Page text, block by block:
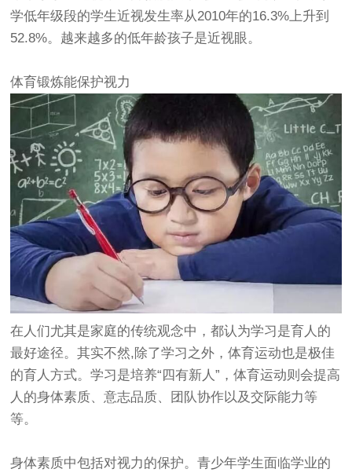
学低年级段的学生近视发生率从2010年的16.3%上升到
52.8%。越来越多的低年龄孩子是近视眼。
体育锻炼能保护视力
在人们尤其是家庭的传统观念中，都认为学习是育人的
最好途径。其实不然,除了学习之外，体育运动也是极佳
的育人方式。学习是培养“四有新人”，体育运动则会提高
人的身体素质、意志品质、团队协作以及交际能力等
等。
身体素质中包括对视力的保护。青少年学生面临学业的